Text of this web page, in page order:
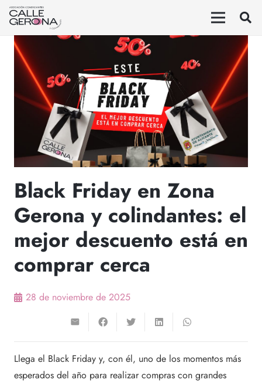
Black Friday en Zona
Gerona y colindantes: el
mejor descuento está en
comprar cerca
28 de noviembre de 2025
Llega el Black Friday y, con él, uno de los momentos más
esperados del año para realizar compras con grandes